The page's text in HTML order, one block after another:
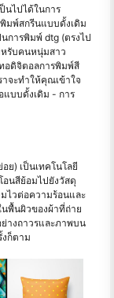
นไปได้ในการ
มพ์สกรีนแบบดั้งเดิม
การพิมพ์ dtg (ตรงไป
หรับคนหนุ่มสาว
อดิจิตอลการพิมพ์สี
จะทำให้คุณเข้าใจ
แบบดั้งเดิม - การ
ย) เป็นเทคโนโลยี
นสีย้อมไปยังวัสดุ
ไวต่อความร้อนและ
พื้นผิวของผ้าที่ถ่าย
างถาวรและภาพบน
ก็ตาม